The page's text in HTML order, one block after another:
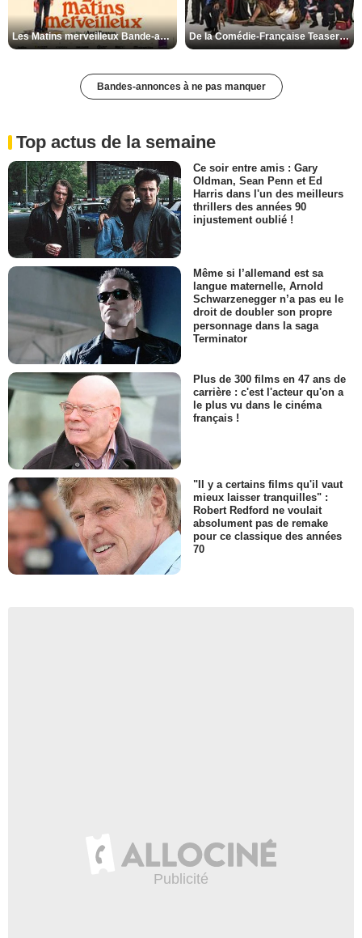
Les Matins merveilleux Bande-annonce VF De la Comédie-Française Teaser VF
Bandes-annonces à ne pas manquer
Top actus de la semaine
Ce soir entre amis : Gary
Oldman, Sean Penn et Ed
Harris dans l'un des meilleurs
thrillers des années 90
injustement oublié !
Même si l’allemand est sa
langue maternelle, Arnold
Schwarzenegger n’a pas eu le
droit de doubler son propre
personnage dans la saga
Terminator
Plus de 300 films en 47 ans de
carrière : c'est l'acteur qu'on a
le plus vu dans le cinéma
français !
"Il y a certains films qu'il vaut
mieux laisser tranquilles" :
Robert Redford ne voulait
absolument pas de remake
pour ce classique des années
70